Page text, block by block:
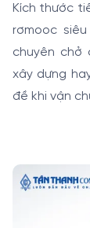
Kích thước
rơmooc
chuyên chở
xây dựng
đề khi vận